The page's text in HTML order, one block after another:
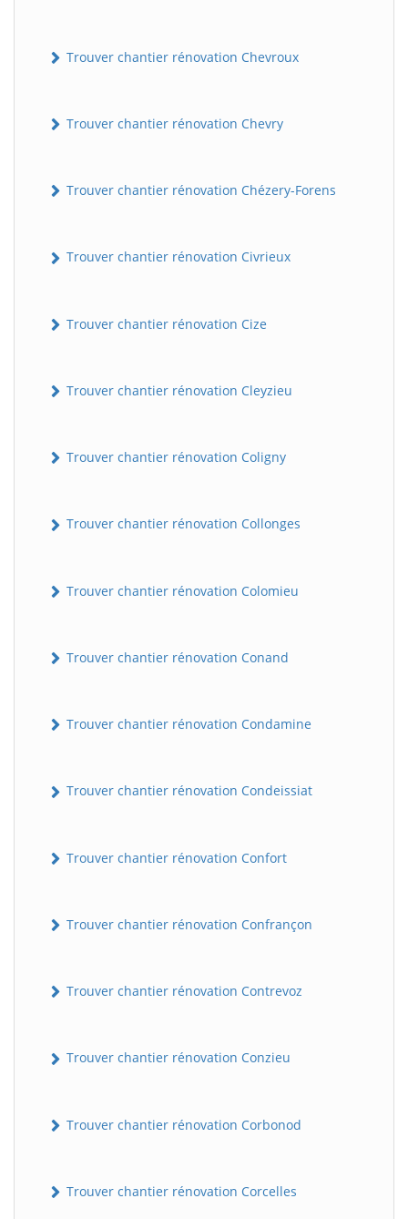
Trouver chantier rénovation Chevroux
Trouver chantier rénovation Chevry
Trouver chantier rénovation Chézery-Forens
Trouver chantier rénovation Civrieux
Trouver chantier rénovation Cize
Trouver chantier rénovation Cleyzieu
Trouver chantier rénovation Coligny
Trouver chantier rénovation Collonges
Trouver chantier rénovation Colomieu
Trouver chantier rénovation Conand
Trouver chantier rénovation Condamine
Trouver chantier rénovation Condeissiat
Trouver chantier rénovation Confort
Trouver chantier rénovation Confrançon
Trouver chantier rénovation Contrevoz
Trouver chantier rénovation Conzieu
Trouver chantier rénovation Corbonod
Trouver chantier rénovation Corcelles